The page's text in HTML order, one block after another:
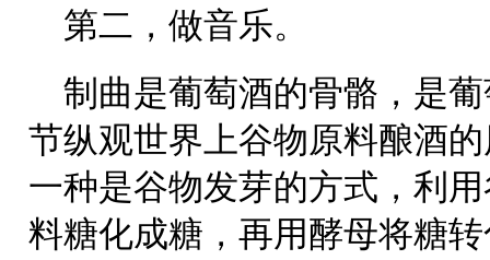
第二，做音乐。
制曲是葡萄酒的骨骼，是
节纵观世界上谷物原料酿酒
一种是谷物发芽的方式，利
料糖化成糖，再用酵母将糖